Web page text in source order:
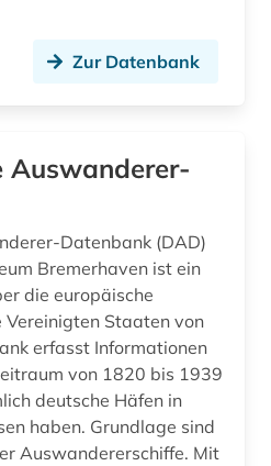
Zur Datenbank
Auswanderer-
Datenbank (DAD)
Bremerhaven ist ein
die europäische
Staaten von
erfasst Informationen
von 1820 bis 1939
deutsche Häfen in
haben. Grundlage sind
Auswandererschiffe. Mit